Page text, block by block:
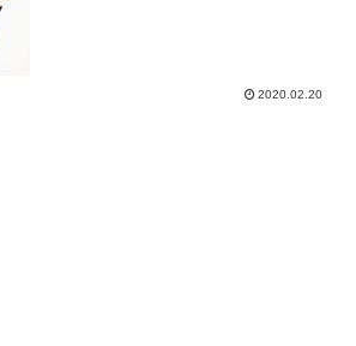
2020.02.20